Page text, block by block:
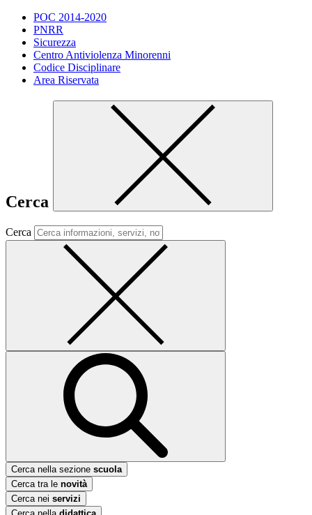
POC 2014-2020
PNRR
Sicurezza
Centro Antiviolenza Minorenni
Codice Disciplinare
Area Riservata
Cerca
Cerca
Cerca nella sezione scuola
Cerca tra le novità
Cerca nei servizi